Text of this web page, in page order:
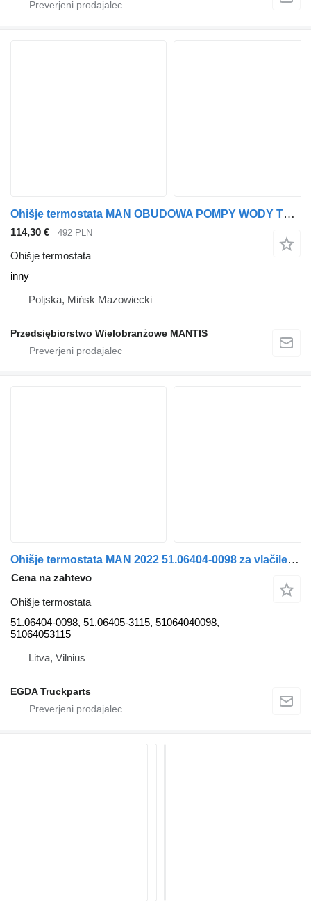
Ohišje termostata MAN OBUDOWA POMPY WODY TGX TGS 440/460/480/500 KM inny za vlačilec
114,30 € 492 PLN
Ohišje termostata
inny
Poljska, Mińsk Mazowiecki
Przedsiębiorstwo Wielobranżowe MANTIS
Ohišje termostata MAN 2022 51.06404-0098 za vlačilec MAN
Cena na zahtevo
Ohišje termostata
51.06404-0098, 51.06405-3115, 51064040098,
51064053115
Litva, Vilnius
EGDA Truckparts